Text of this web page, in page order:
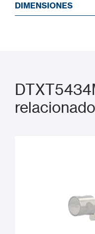
DIMENSIONES